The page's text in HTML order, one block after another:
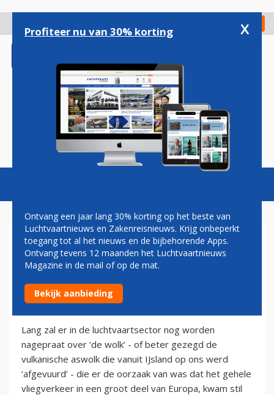
gaan
Check in
Magazine Podcasts Vacatures
TON SCHERRENBERG: DE
WOLK
7 mei 2010
Lang zal er in de luchtvaartsector nog worden
nagepraat over ‘de wolk’ - of beter gezegd de
vulkanische aswolk die vanuit IJsland op ons werd
‘afgevuurd’ - die er de oorzaak van was dat het gehele
vliegverkeer in een groot deel van Europa, kwam stil
Profiteer nu van 30% korting x
Ontvang een jaar lang 30% korting op het beste van
Luchtvaartnieuws en Zakenreisnieuws. Krijg onbeperkt
toegang tot al het nieuws en de bijbehorende Apps.
Ontvang tevens 12 maanden het Luchtvaartnieuws
Magazine in de mail of op de mat.
Bekijk aanbieding